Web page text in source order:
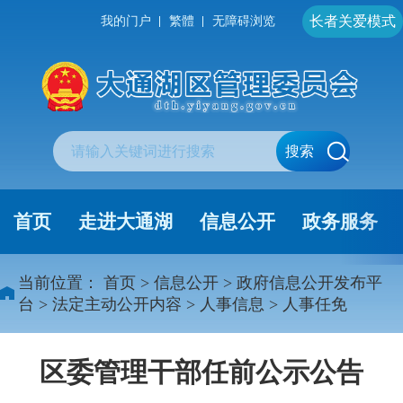
我的门户 繁體 无障碍浏览 长者关爱模式
搜索
首页 走进大通湖 信息公开 政务服务
当前位置： 首页 > 信息公开 > 政府信息公开发布平
台 > 法定主动公开内容 > 人事信息 > 人事任免
区委管理干部任前公示公告